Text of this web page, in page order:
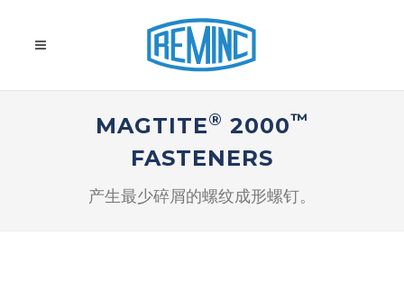
MAGTITE® 2000™
FASTENERS
产生最少碎屑的螺纹成形螺钉。